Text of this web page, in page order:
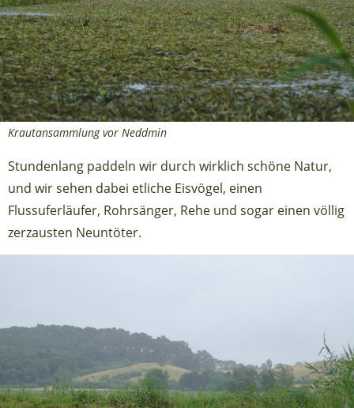
Krautansammlung vor Neddmin
Stundenlang paddeln wir durch wirklich schöne Natur,
und wir sehen dabei etliche Eisvögel, einen
Flussuferläufer, Rohrsänger, Rehe und sogar einen völlig
zerzausten Neuntöter.